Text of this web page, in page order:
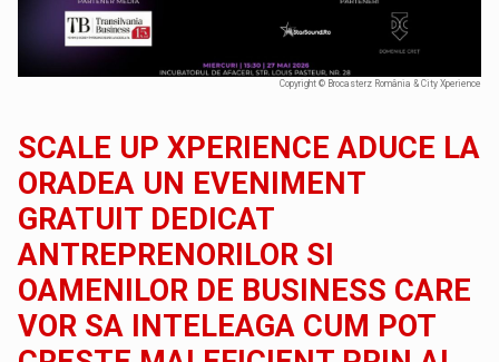
Copyright © Brocasterz România & City Xperience
SCALE UP XPERIENCE ADUCE LA
ORADEA UN EVENIMENT
GRATUIT DEDICAT
ANTREPRENORILOR SI
OAMENILOR DE BUSINESS CARE
VOR SA INTELEAGA CUM POT